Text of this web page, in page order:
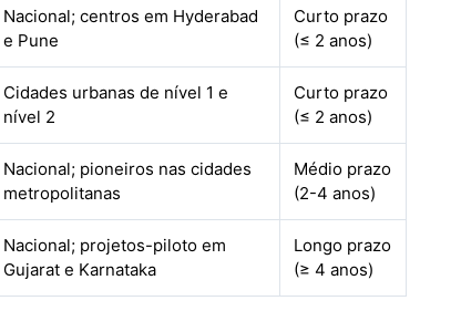
Nacional; centros em Hyderabad
e Pune
Curto prazo
(≤ 2 anos)
Cidades urbanas de nível 1 e
nível 2
Curto prazo
(≤ 2 anos)
Nacional; pioneiros nas cidades
metropolitanas
Médio prazo
(2-4 anos)
Nacional; projetos-piloto em
Gujarat e Karnataka
Longo prazo
(≥ 4 anos)